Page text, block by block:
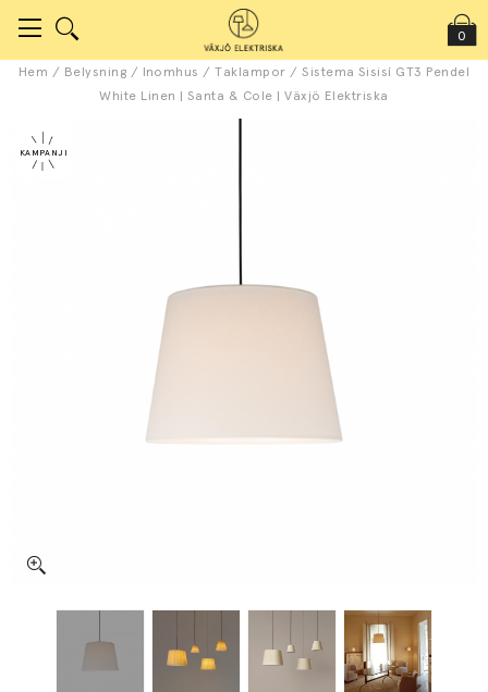
0
Hem / Belysning / Inomhus /Taklampor /Sistema Sisisí GT3 Pendel
White Linen | Santa & Cole | Växjö Elektriska